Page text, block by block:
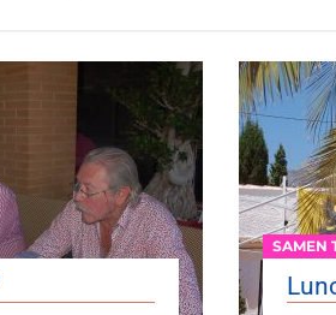
SAMEN